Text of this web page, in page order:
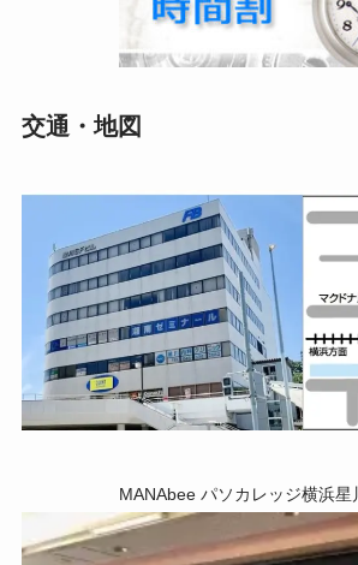
交通・地図
MANAbee パソカレッジ横浜星